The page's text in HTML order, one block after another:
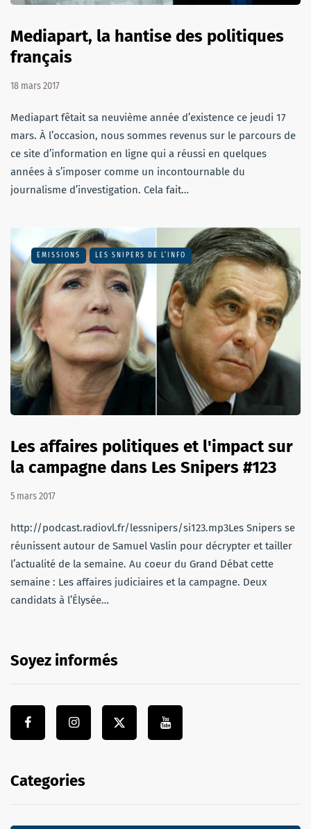
Mediapart, la hantise des politiques
français
18 mars 2017
Mediapart fêtait sa neuvième année d’existence ce jeudi 17
mars. À l’occasion, nous sommes revenus sur le parcours de
ce site d’information en ligne qui a réussi en quelques
années à s’imposer comme un incontournable du
journalisme d’investigation. Cela fait…
EMISSIONS LES SNIPERS DE L’INFO
Les affaires politiques et l'impact sur
la campagne dans Les Snipers #123
5 mars 2017
http://podcast.radiovl.fr/lessnipers/si123.mp3Les Snipers se
réunissent autour de Samuel Vaslin pour décrypter et tailler
l’actualité de la semaine. Au coeur du Grand Débat cette
semaine : Les affaires judiciaires et la campagne. Deux
candidats à l’Élysée…
Soyez informés
Categories